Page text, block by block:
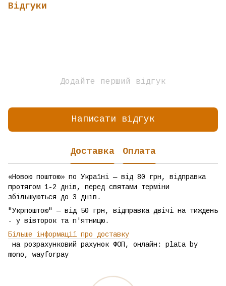
Відгуки
Додайте перший відгук
Написати відгук
Доставка Оплата
«Новою поштою» по Україні — від 80 грн, відправка
протягом 1-2 днів, перед святами терміни
збільшуються до 3 днів.
"Укрпоштою" — від 50 грн, відправка двічі на тиждень
- у вівторок та п'ятницю.
Більше інформації про доставку
на розрахунковий рахунок ФОП, онлайн: plata by
mono, wayforpay